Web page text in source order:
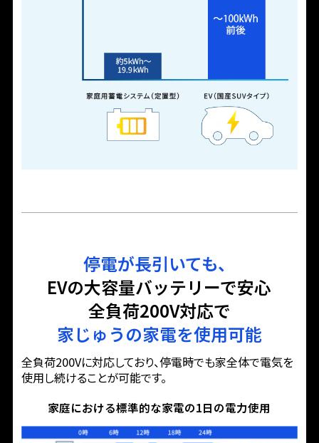
停電が長引いても、
EVの大容量バッテリーで安心
全負荷200V対応で
家じゅうの家電を使用可能
全負荷200Vに対応しており、停電時でも家全体で電気を
使用し続けることが可能です。
家庭における標準的な家電の1日の電力使用